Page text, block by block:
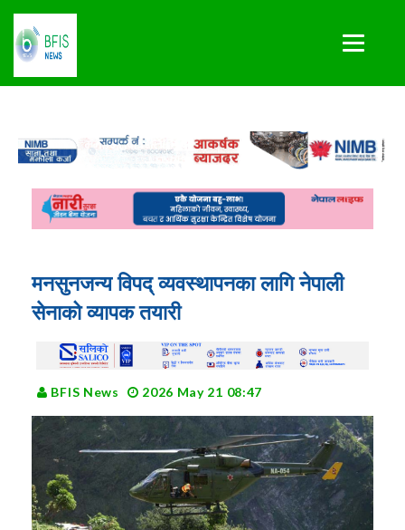
मनसुनजन्य विपद् व्यवस्थापनका लागि नेपाली
सेनाको व्यापक तयारी
BFIS News 2026 May 21 08:47